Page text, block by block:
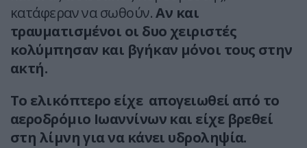
κατάφεραν να σωθούν.Αν και
τραυματισμένοι οι δυο χειριστές
κολύμπησαν και βγήκαν μόνοι τους στην
ακτή.
Το ελικόπτερο είχε απογειωθεί από το
αεροδρόμιο Ιωαννίνων και είχε βρεθεί
στη λίμνη για να κάνει υδροληψία.